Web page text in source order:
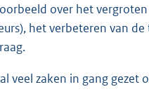
over het
het verbeteren van
veel zaken in gang gezet